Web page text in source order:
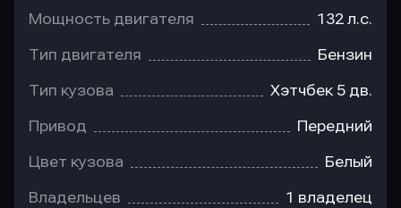
Мощность двигателя 132 л.с.
Тип двигателя Бензин
Тип кузова Хэтчбек 5 дв.
Привод Передний
Цвет кузова Белый
Владельцев 1 владелец